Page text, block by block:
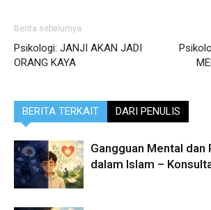
Berita sebelumya
Psikologi: JANJI AKAN JADI
ORANG KAYA
BERITA TERKAIT DARI PENULIS
Gangguan Mental dan
dalam Islam –